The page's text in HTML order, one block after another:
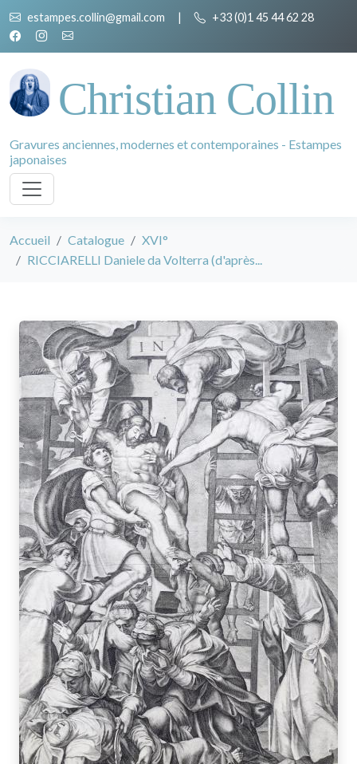
estampes.collin@gmail.com | +33 (0)1 45 44 62 28
Christian Collin
Gravures anciennes, modernes et contemporaines - Estampes
japonaises
Accueil Catalogue
XVI°
RICCIARELLI Daniele da Volterra (d'après...